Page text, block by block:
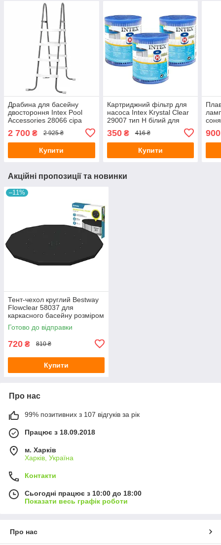
Драбина для басейну
двостороння Intex Pool
Accessories 28066 сіра
металева для каркасних
басейнів 122 см
2 700 ₴ 2 925 ₴
Купити
Картриджний фільтр для
насоса Intex Krystal Clear
29007 тип H білий для
штуки в наборі
350₴ 416 ₴
Купити
900
Акційні пропозиції та новинки
–11%
Тент-чехол круглий Bestway
Flowclear 58037 для
каркасного басейну розміром
366 см
Готово до відправки
720 ₴ 810 ₴
Купити
Про нас
99% позитивних з 107 відгуків за рік
Працює з 18.09.2018
м. Харків
Харків, Україна
Контакти
Сьогодні працює з 10:00 до 18:00
Показати весь графік роботи
Про нас